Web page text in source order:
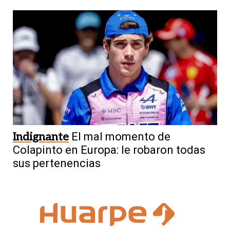
Indignante El mal momento de
Colapinto en Europa: le robaron todas
sus pertenencias